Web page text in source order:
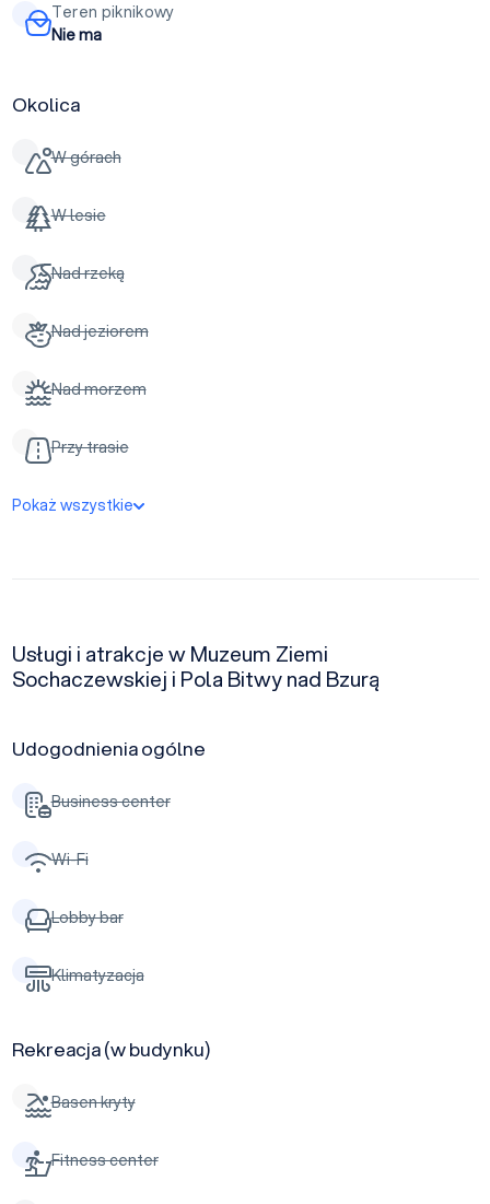
Teren piknikowy
Nie ma
Okolica
W górach
W lesie
Nad rzeką
Nad jeziorem
Nad morzem
Przy trasie
Pokaż wszystkie
Usługi i atrakcje w Muzeum Ziemi
Sochaczewskiej i Pola Bitwy nad Bzurą
Udogodnienia ogólne
Business center
Wi-Fi
Lobby bar
Klimatyzacja
Rekreacja (w budynku)
Basen kryty
Fitness center